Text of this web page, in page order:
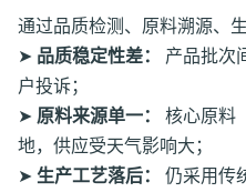
通过品质检测、原料溯源、
➤ 品质稳定性差：
产品批次
户投诉；
➤ 原料来源单一：
核心原料
地，供应受天气影响大；
➤ 生产工艺落后：
仍采用传